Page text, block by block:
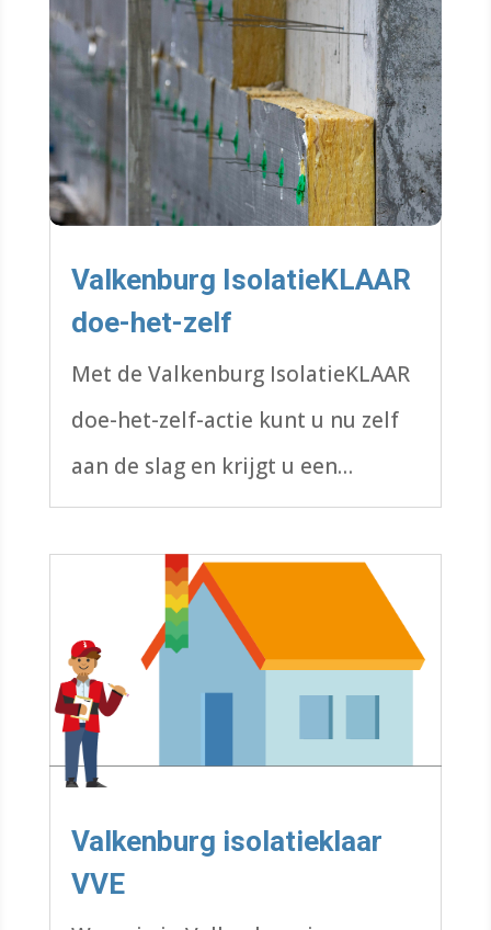
Valkenburg IsolatieKLAAR
doe-het-zelf
Met de Valkenburg IsolatieKLAAR
doe-het-zelf-actie kunt u nu zelf
aan de slag en krijgt u een
vergoeding van max € 2000 op de
materialen.
Valkenburg isolatieklaar
VVE